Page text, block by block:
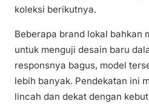
koleksi berikutnya.
Beberapa brand lokal bahkan
untuk menguji desain baru
responsnya bagus, model
lebih banyak. Pendekatan ini
lincah dan dekat dengan